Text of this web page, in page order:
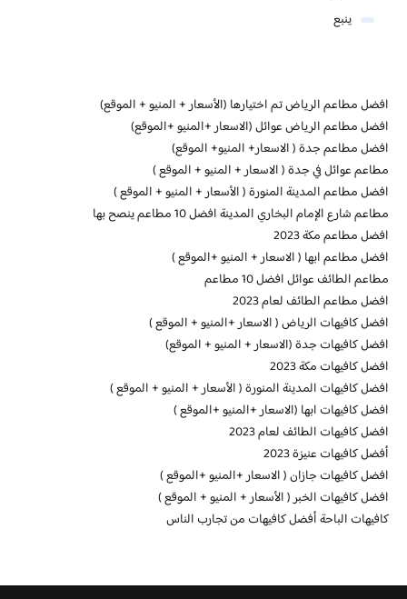
ينبع
افضل مطاعم الرياض تم اختيارها (الأسعار + المنيو + الموقع)
افضل مطاعم الرياض عوائل (الاسعار +المنيو +الموقع)
افضل مطاعم جدة ( الاسعار+ المنيو+ الموقع)
مطاعم عوائل في جدة ( الاسعار + المنيو + الموقع )
افضل مطاعم المدينة المنورة ( الأسعار + المنيو + الموقع )
مطاعم شارع الإمام البخاري المدينة افضل 10 مطاعم ينصح بها
افضل مطاعم مكة 2023
افضل مطاعم ابها ( الاسعار + المنيو +الموقع )
مطاعم الطائف عوائل افضل 10 مطاعم
افضل مطاعم الطائف لعام 2023
افضل كافيهات الرياض ( الاسعار +المنيو + الموقع )
افضل كافيهات جدة (الاسعار + المنيو + الموقع)
افضل كافيهات مكة 2023
افضل كافيهات المدينة المنورة ( الأسعار + المنيو + الموقع )
افضل كافيهات ابها (الاسعار +المنيو +الموقع )
افضل كافيهات الطائف لعام 2023
أفضل كافيهات عنيزة 2023
افضل كافيهات جازان ( الاسعار +المنيو +الموقع )
افضل كافيهات الخبر ( الأسعار + المنيو + الموقع )
كافيهات الباحة أفضل كافيهات من تجارب الناس